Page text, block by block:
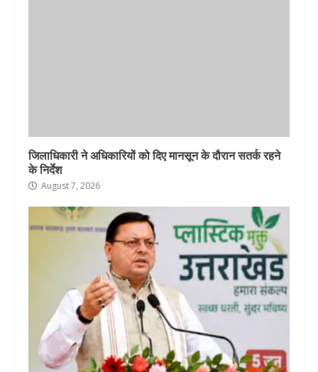
जिलाधिकारी ने अधिकारियों को दिए मानसून के दौरान सतर्क रहने
के निर्देश
August 7, 2026